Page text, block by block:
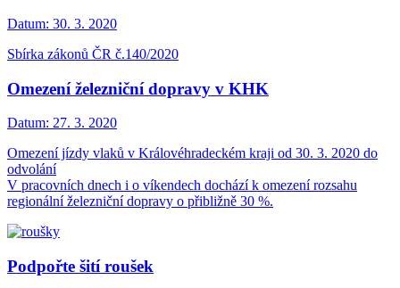
Datum: 30. 3. 2020
Sbírka zákonů ČR č.140/2020
Omezení železniční dopravy v KHK
Datum: 27. 3. 2020
Omezení jízdy vlaků v Královéhradeckém kraji od 30. 3. 2020 do
odvolání
V pracovních dnech i o víkendech dochází k omezení rozsahu
regionální železniční dopravy o přibližně 30 %.
Podpořte šití roušek